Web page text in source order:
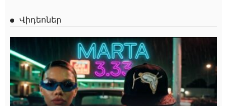
Վիդեոներ